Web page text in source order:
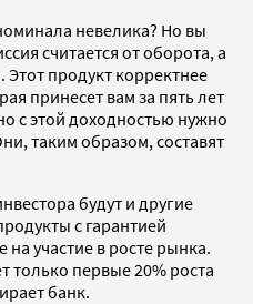
невелика? Но вы
считается от оборота, а
Этот продукт корректнее
принесет вам за пять лет
с этой доходностью нужно
таким образом, составят
будут и другие
с гарантией
участие в росте рынка.
только первые 20% роста
банк.